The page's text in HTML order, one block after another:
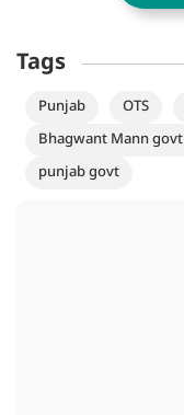
Tags
Punjab OTS
Bhagwant Mann govt
punjab govt